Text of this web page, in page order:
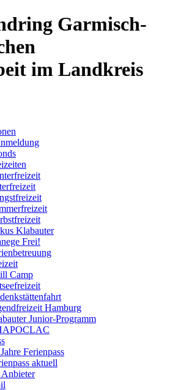
Garmisch-
im Landkreis
Klabauter
Frei!
Camp
Hamburg
Junior-Programm
Ferienpass
aktuell